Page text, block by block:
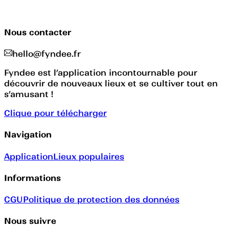
Nous contacter
hello@fyndee.fr
Fyndee est l’application incontournable pour
découvrir de nouveaux lieux et se cultiver tout en
s’amusant !
Clique pour télécharger
Navigation
ApplicationLieux populaires
Informations
CGUPolitique de protection des données
Nous suivre